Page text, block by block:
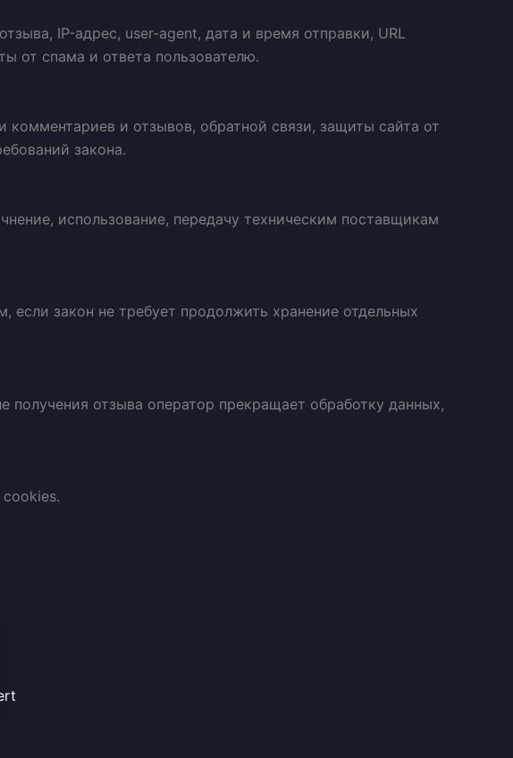
IP-адрес, user-agent, дата и время отправки, URL
от спама и ответа пользователю.
и отзывов, обратной связи, защиты сайта от
закона.
использование, передачу техническим поставщикам
если закон не требует продолжить хранение отдельных
отзыва оператор прекращает обработку данных,